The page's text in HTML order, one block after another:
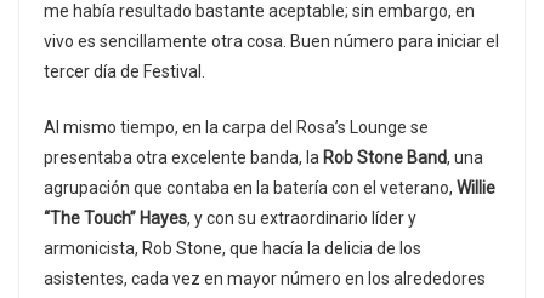
me había resultado bastante aceptable; sin embargo, en
vivo es sencillamente otra cosa. Buen número para iniciar el
tercer día de Festival.
Al mismo tiempo, en la carpa del Rosa’s Lounge se
presentaba otra excelente banda, la Rob Stone Band, una
agrupación que contaba en la batería con el veterano, Willie
“The Touch” Hayes, y con su extraordinario líder y
armonicista, Rob Stone, que hacía la delicia de los
asistentes, cada vez en mayor número en los alrededores